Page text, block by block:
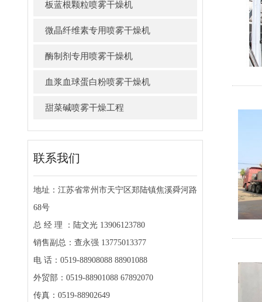
板蓝根颗粒喷雾干燥机
微晶纤维素专用喷雾干燥机
酶制剂专用喷雾干燥机
血浆血球蛋白粉喷雾干燥机
甜菜碱喷雾干燥工程
联系我们
地址：江苏省常州市天宁区郑陆镇焦溪舜河路
68号
总 经 理 ：陆文光 13906123780
销售副总：查永强 13775013377
电 话：0519-88908088 88901088
外贸部：0519-88901088 67892070
传真：0519-88902649